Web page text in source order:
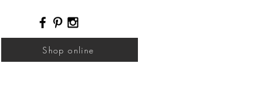
Shop online